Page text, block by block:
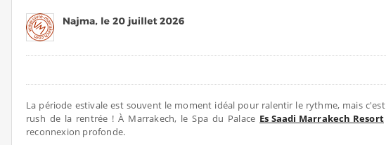
La période estivale est souvent le moment idéal pour ralentir le rythme, mais c'est
rush de la rentrée ! À Marrakech, le Spa du Palace Es Saadi Marrakech Resort
reconnexion profonde.